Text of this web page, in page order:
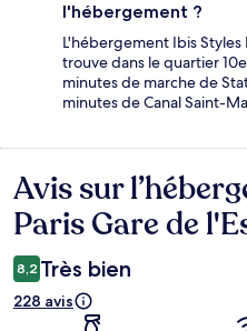
l'hébergement ?
L'hébergement Ibis Styles
trouve dans le quartier
minutes de marche de
minutes de Canal Saint-
Avis
Avis sur
Paris Gare de
8,2 Très bien
228 avis